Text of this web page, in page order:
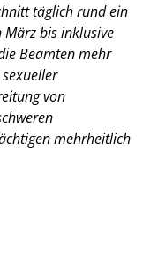
täglich rund ein
März bis inklusive
Beamten mehr
von
mehrheitlich